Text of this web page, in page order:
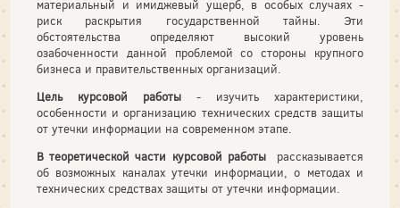
материальный и имиджевый ущерб, в особых случаях -
риск раскрытия государственной тайны. Эти
обстоятельства определяют высокий уровень
озабоченности данной проблемой со стороны крупного
бизнеса и правительственных организаций.
Цель курсовой работы - изучить характеристики,
особенности и организацию технических средств защиты
от утечки информации на современном этапе.
В теоретической части курсовой работырассказывается
об возможных каналах утечки информации, о методах и
технических средствах защиты от утечки информации.